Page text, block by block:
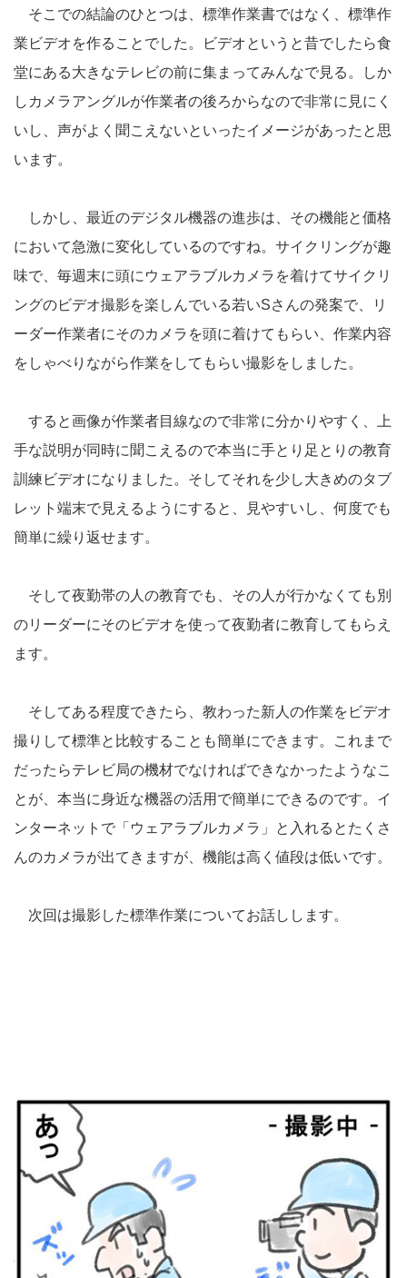
そこでの結論のひとつは、標準作業書ではなく、標準作
業ビデオを作ることでした。ビデオというと昔でしたら食
堂にある大きなテレビの前に集まってみんなで見る。しか
しカメラアングルが作業者の後ろからなので非常に見にく
いし、声がよく聞こえないといったイメージがあったと思
います。
しかし、最近のデジタル機器の進歩は、その機能と価格
において急激に変化しているのですね。サイクリングが趣
味で、毎週末に頭にウェアラブルカメラを着けてサイクリ
ングのビデオ撮影を楽しんでいる若いSさんの発案で、リ
ーダー作業者にそのカメラを頭に着けてもらい、作業内容
をしゃべりながら作業をしてもらい撮影をしました。
すると画像が作業者目線なので非常に分かりやすく、上
手な説明が同時に聞こえるので本当に手とり足とりの教育
訓練ビデオになりました。そしてそれを少し大きめのタブ
レット端末で見えるようにすると、見やすいし、何度でも
簡単に繰り返せます。
そして夜勤帯の人の教育でも、その人が行かなくても別
のリーダーにそのビデオを使って夜勤者に教育してもらえ
ます。
そしてある程度できたら、教わった新人の作業をビデオ
撮りして標準と比較することも簡単にできます。これまで
だったらテレビ局の機材でなければできなかったようなこ
とが、本当に身近な機器の活用で簡単にできるのです。イ
ンターネットで「ウェアラブルカメラ」と入れるとたくさ
んのカメラが出てきますが、機能は高く値段は低いです。
次回は撮影した標準作業についてお話しします。